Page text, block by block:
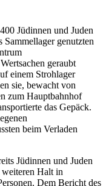
Jüdinnen und Juden
genutzten
geraubt
einem Strohlager
sie, bewacht von
zum Hauptbahnhof
das Gepäck.
beim Verladen
Jüdinnen und Juden
Halt in
Dem Bericht des